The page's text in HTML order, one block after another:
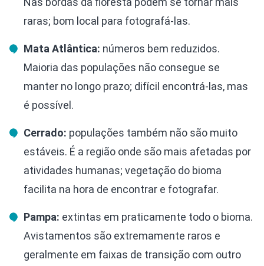
raras; bom local para fotografá-las.
Mata Atlântica: números bem reduzidos.
Maioria das populações não consegue se
manter no longo prazo; difícil encontrá-las, mas
é possível.
Cerrado: populações também não são muito
estáveis. É a região onde são mais afetadas por
atividades humanas; vegetação do bioma
facilita na hora de encontrar e fotografar.
Pampa: extintas em praticamente todo o bioma.
Avistamentos são extremamente raros e
geralmente em faixas de transição com outro